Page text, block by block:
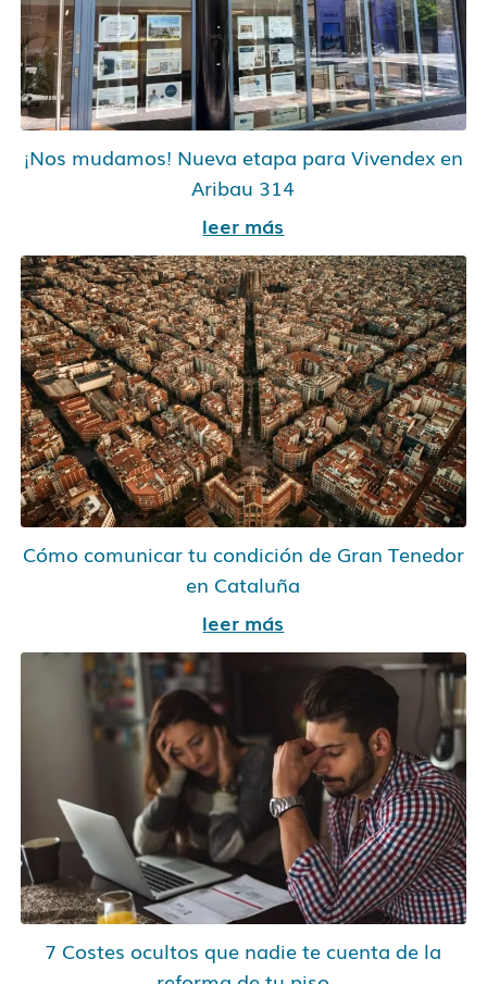
¡Nos mudamos! Nueva etapa para Vivendex en
Aribau 314
leer más
Cómo comunicar tu condición de Gran Tenedor
en Cataluña
leer más
7 Costes ocultos que nadie te cuenta de la